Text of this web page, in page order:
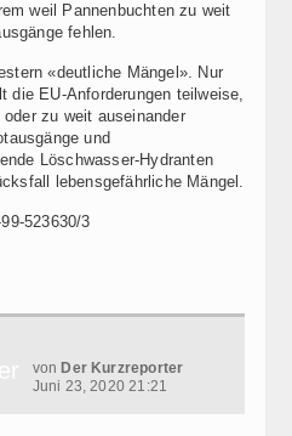
weil Pannenbuchten zu weit
fehlen.
«deutliche Mängel». Nur
die EU-Anforderungen teilweise,
zu weit auseinander
und
Löschwasser-Hydranten
lebensgefährliche Mängel.
523630/3
von Der Kurzreporter
Juni 23, 2020 21:21